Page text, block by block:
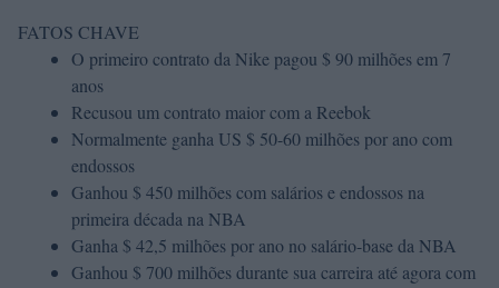
FATOS CHAVE
O primeiro contrato da Nike pagou $ 90 milhões em 7
anos
Recusou um contrato maior com a Reebok
Normalmente ganha US $ 50-60 milhões por ano com
endossos
Ganhou $ 450 milhões com salários e endossos na
primeira década na NBA
Ganha $ 42,5 milhões por ano no salário-base da NBA
Ganhou $ 700 milhões durante sua carreira até agora com